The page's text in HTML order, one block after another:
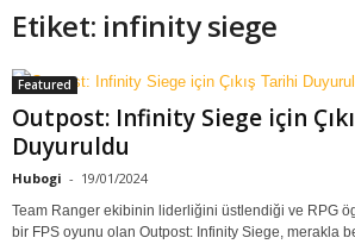
Etiket: infinity siege
Featured
Outpost: Infinity Siege için
Duyuruldu
Hubogi - 19/01/2024
Team Ranger ekibinin liderliğini üstlendiği ve RPG
bir FPS oyunu olan Outpost: Infinity Siege, merakla